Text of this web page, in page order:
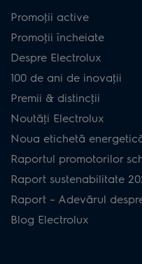
Promoţii active
Promoţii încheiate
Despre Electrolux
100 de ani de inovaţii
Premii & distincţii
Noutăţi Electrolux
Noua etichetă
Raportul promotorilor
Raport sustenabilitate
Raport – Adevărul
Blog Electrolux